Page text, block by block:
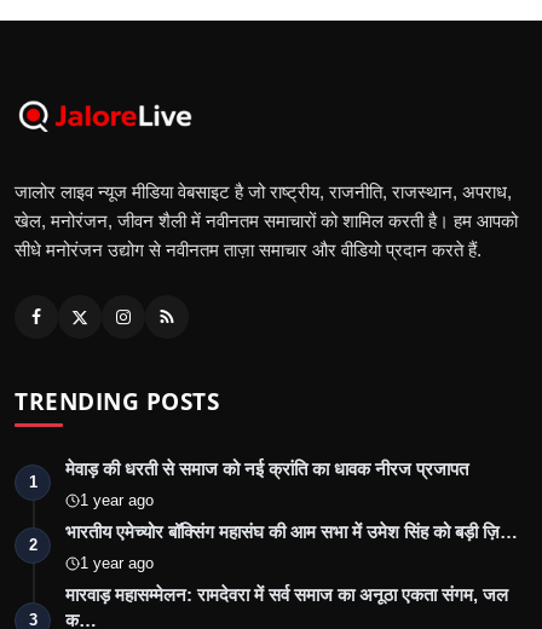
जालोर लाइव न्यूज मीडिया वेबसाइट है जो राष्ट्रीय, राजनीति, राजस्थान, अपराध,
खेल, मनोरंजन, जीवन शैली में नवीनतम समाचारों को शामिल करती है। हम आपको
सीधे मनोरंजन उद्योग से नवीनतम ताज़ा समाचार और वीडियो प्रदान करते हैं.
TRENDING POSTS
1
मेवाड़ की धरती से समाज को नई क्रांति का धावक नीरज प्रजापत
1 year ago
2
भारतीय एमेच्योर बॉक्सिंग महासंघ की आम सभा में उमेश सिंह को बड़ी ज़ि…
1 year ago
3
मारवाड़ महासम्मेलन: रामदेवरा में सर्व समाज का अनूठा एकता संगम, जल
क…